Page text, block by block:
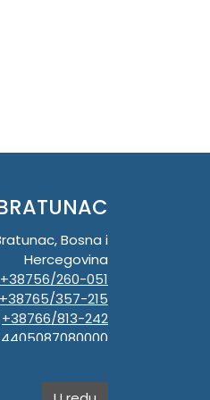
Bosna i
Hercegovina
+38756/260-051
+38765/357-215
+38766/813-242
4405087080000